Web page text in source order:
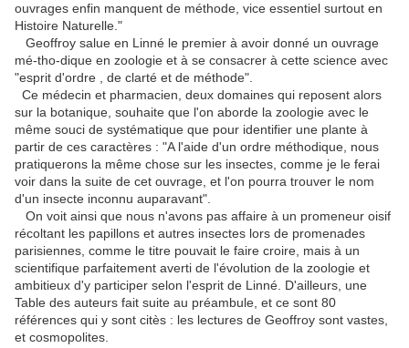
ouvrages enfin manquent de méthode, vice essentiel surtout en
Histoire Naturelle."
Geoffroy salue en Linné le premier à avoir donné un ouvrage
mé-tho-dique en zoologie et à se consacrer à cette science avec
"esprit d'ordre , de clarté et de méthode".
Ce médecin et pharmacien, deux domaines qui reposent alors
sur la botanique, souhaite que l'on aborde la zoologie avec le
même souci de systématique que pour identifier une plante à
partir de ces caractères : "A l'aide d'un ordre méthodique, nous
pratiquerons la même chose sur les insectes, comme je le ferai
voir dans la suite de cet ouvrage, et l'on pourra trouver le nom
d'un insecte inconnu auparavant".
On voit ainsi que nous n'avons pas affaire à un promeneur oisif
récoltant les papillons et autres insectes lors de promenades
parisiennes, comme le titre pouvait le faire croire, mais à un
scientifique parfaitement averti de l'évolution de la zoologie et
ambitieux d'y participer selon l'esprit de Linné. D'ailleurs, une
Table des auteurs fait suite au préambule, et ce sont 80
références qui y sont citès : les lectures de Geoffroy sont vastes,
et cosmopolites.